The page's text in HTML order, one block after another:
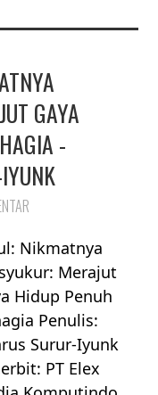
GAYA
-
Nikmatnya
Merajut
Hidup Penuh
Penulis:
Surur-Iyunk
PT Elex